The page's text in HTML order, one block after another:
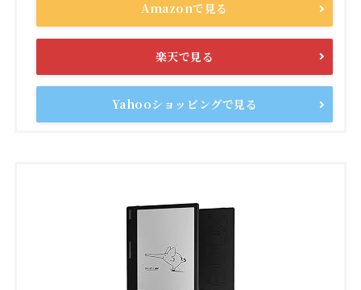
Amazonで見る
楽天で見る
Yahooショッピングで見る